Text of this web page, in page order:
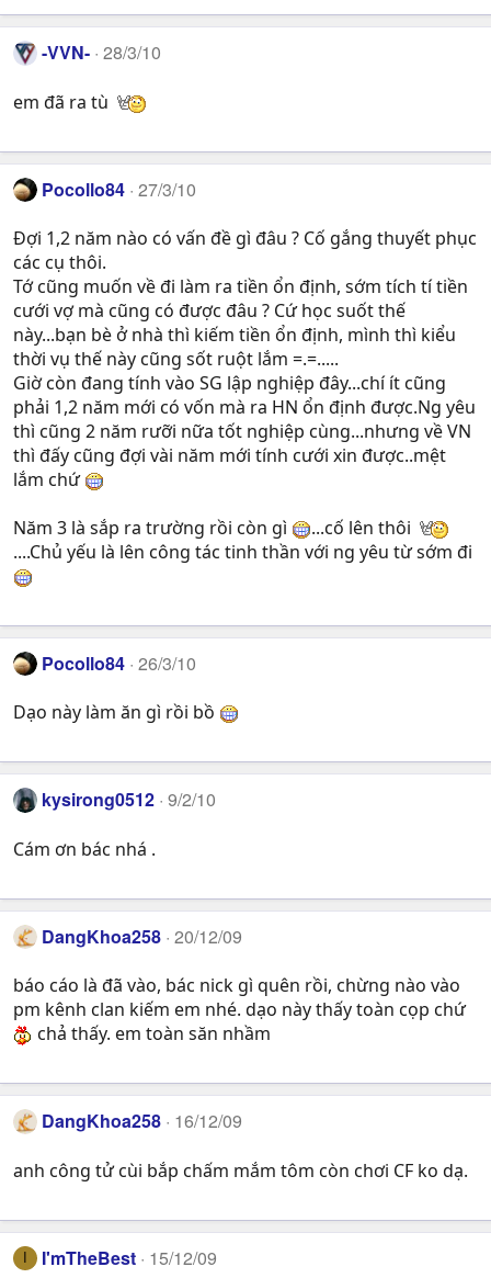
-VVN- 28/3/10
em đã ra tù
Pocollo84 27/3/10
Đợi 1,2 năm nào có vấn đề gì đâu ? Cố gắng thuyết phục
các cụ thôi.
Tớ cũng muốn về đi làm ra tiền ổn định, sớm tích tí tiền
cưới vợ mà cũng có được đâu ? Cứ học suốt thế
này...bạn bè ở nhà thì kiếm tiền ổn định, mình thì kiểu
thời vụ thế này cũng sốt ruột lắm =.=.....
Giờ còn đang tính vào SG lập nghiệp đây...chí ít cũng
phải 1,2 năm mới có vốn mà ra HN ổn định được.Ng yêu
thì cũng 2 năm rưỡi nữa tốt nghiệp cùng...nhưng về VN
thì đấy cũng đợi vài năm mới tính cưới xin được..mệt
lắm chứ
Năm 3 là sắp ra trường rồi còn gì
...cố lên thôi
....Chủ yếu là lên công tác tinh thần với ng yêu từ sớm đi
Pocollo84 26/3/10
Dạo này làm ăn gì rồi bồ
kysirong0512 9/2/10
Cám ơn bác nhá .
DangKhoa258 20/12/09
báo cáo là đã vào, bác nick gì quên rồi, chừng nào vào
pm kênh clan kiếm em nhé. dạo này thấy toàn cọp chứ
chả thấy. em toàn săn nhầm
DangKhoa258 16/12/09
anh công tử cùi bắp chấm mắm tôm còn chơi CF ko dạ.
I'mTheBest 15/12/09